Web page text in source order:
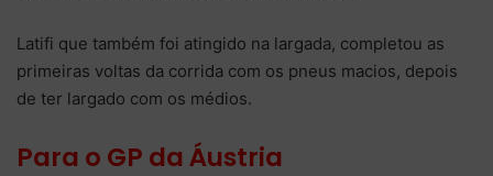
Latifi que também foi atingido na largada, completou as
primeiras voltas da corrida com os pneus macios, depois
de ter largado com os médios.
Para o GP da Áustria